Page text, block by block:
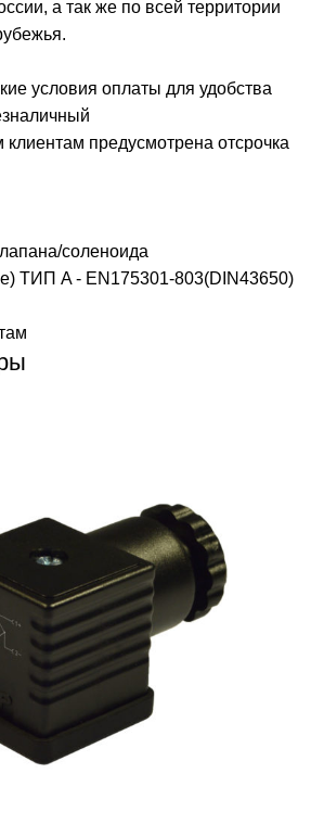
а так же по всей территории
условия оплаты для удобства
клиентам предусмотрена отсрочка
соленоида
ТИП A - EN175301-803(DIN43650)